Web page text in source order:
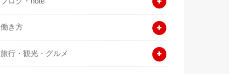
働き方
旅行・観光・グルメ